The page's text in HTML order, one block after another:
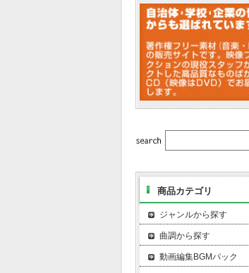
商品カテゴリ
ジャンルから探す
曲調から探す
動画編集BGMパック